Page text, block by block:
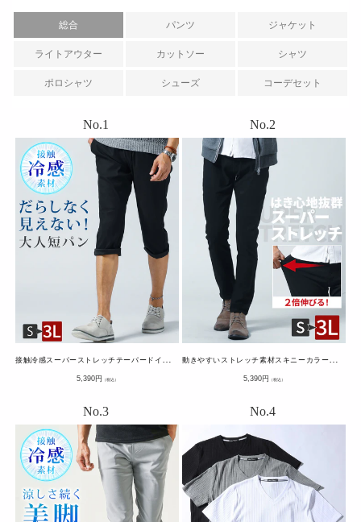
総合 パンツ ジャケット
ライトアウター カットソー シャツ
ポロシャツ シューズ コーデセット
接
触冷感スーパーストレッチテーパードイージークロップドパンツ
通
常
5,390円 （税込）
動
きやすいストレッチ素材スキニーカラーチノパンツ・デニムパンツ
通
常
5,390円 （税込）